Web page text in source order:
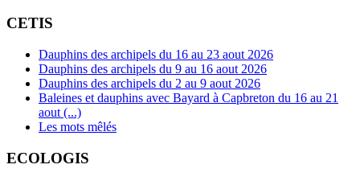
CETIS
Dauphins des archipels du 16 au 23 aout 2026
Dauphins des archipels du 9 au 16 aout 2026
Dauphins des archipels du 2 au 9 aout 2026
Baleines et dauphins avec Bayard à Capbreton du 16 au 21
aout (...)
Les mots mêlés
ECOLOGIS